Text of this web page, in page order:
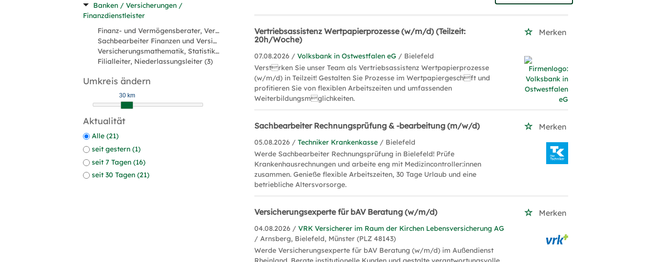
Banken / Versicherungen /
Finanzdienstleister
Finanz- und Vermögensberater, Versicherungsvermittler (11)
Sachbearbeiter Finanzen und Versicherungen (11)
Versicherungsmathematik, Statistik, Underwriting (4)
Filialleiter, Niederlassungsleiter (3)
Umkreis ändern
30 km
Aktualität
Alle (21)
seit gestern (1)
seit 7 Tagen (16)
seit 30 Tagen (21)
Vertriebsassistenz Wertpapierprozesse (w/m/d) (Teilzeit:
20h/Woche)
Merken
07.08.2026 /Volksbank in Ostwestfalen eG / Bielefeld
Verstrken Sie unser Team als Vertriebsassistenz Wertpapierprozesse
(w/m/d) in Teilzeit! Gestalten Sie Prozesse im Wertpapiergeschft und
profitieren Sie von flexiblen Arbeitszeiten und umfassenden
Weiterbildungsmglichkeiten.
Sachbearbeiter Rechnungsprüfung & -bearbeitung (m/w/d) Merken
05.08.2026 /Techniker Krankenkasse / Bielefeld
Werde Sachbearbeiter Rechnungsprüfung in Bielefeld! Prüfe
Krankenhausrechnungen und arbeite eng mit Medizincontroller:innen
zusammen. Genieße flexible Arbeitszeiten, 30 Tage Urlaub und eine
betriebliche Altersvorsorge.
Versicherungsexperte für bAV Beratung (w/m/d) Merken
04.08.2026 /VRK Versicherer im Raum der Kirchen Lebensversicherung AG
/ Arnsberg, Bielefeld, Münster (PLZ 48143)
Werde Versicherungsexperte für bAV Beratung (w/m/d) im Außendienst